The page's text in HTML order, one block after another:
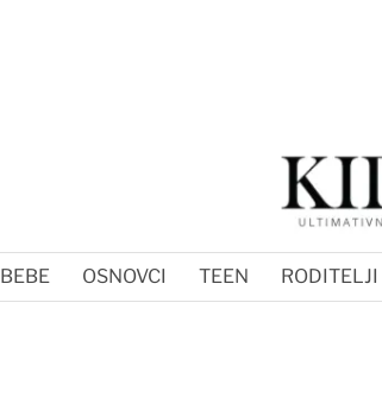
BEBE OSNOVCI TEEN RODITELJI